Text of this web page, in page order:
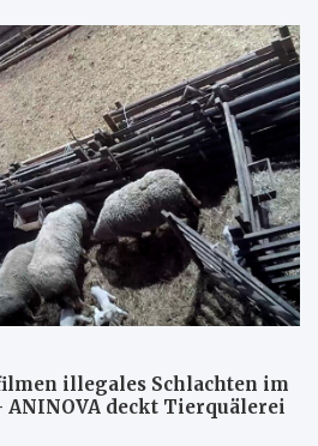
illegales Schlachten im
deckt Tierquälerei